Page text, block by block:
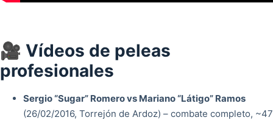
🎥 Vídeos de peleas
profesionales
Sergio “Sugar” Romero vs Mariano “Látigo” Ramos
(26/02/2016, Torrejón de Ardoz) – combate completo, ~47